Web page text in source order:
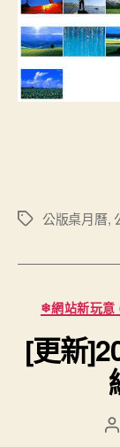
標
公版桌月曆,
❄網站新玩意
[更新
文